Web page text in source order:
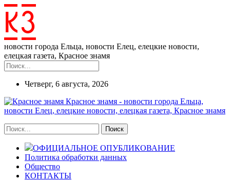
новости города Ельца, новости Елец, елецкие новости,
елецкая газета, Красное знамя
Четверг, 6 августа, 2026
Красное знамя - новости города Ельца,
новости Елец, елецкие новости, елецкая газета, Красное знамя
ОФИЦИАЛЬНОЕ ОПУБЛИКОВАНИЕ
Политика обработки данных
Общество
КОНТАКТЫ